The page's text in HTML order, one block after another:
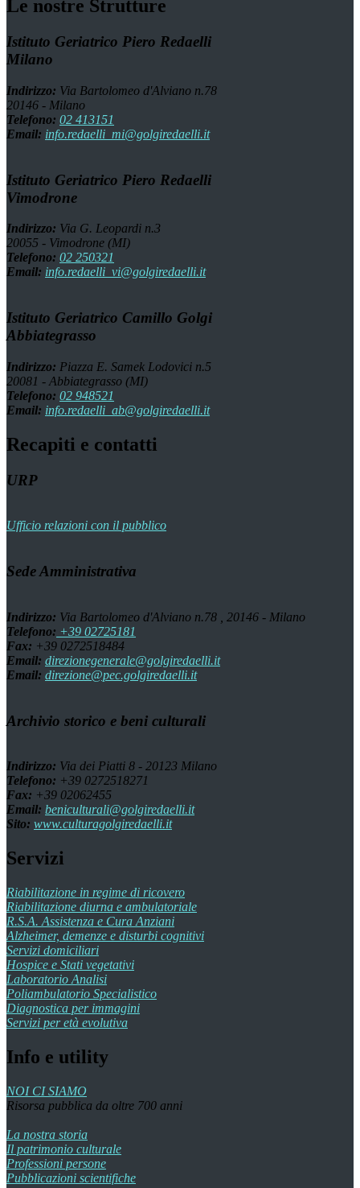
Le nostre Strutture
Istituto Geriatrico Piero Redaelli
Milano
Indirizzo: Via Bartolomeo d'Alviano n.78
20146 - Milano
Telefono: 02 413151
Email: info.redaelli_mi@golgiredaelli.it
Istituto Geriatrico Piero Redaelli
Vimodrone
Indirizzo: Via G. Leopardi n.3
20055 - Vimodrone (MI)
Telefono: 02 250321
Email: info.redaelli_vi@golgiredaelli.it
Istituto Geriatrico Camillo Golgi
Abbiategrasso
Indirizzo: Piazza E. Samek Lodovici n.5
20081 - Abbiategrasso (MI)
Telefono: 02 948521
Email: info.redaelli_ab@golgiredaelli.it
Recapiti e contatti
URP
Ufficio relazioni con il pubblico
Sede Amministrativa
Indirizzo: Via Bartolomeo d'Alviano n.78 , 20146 - Milano
Telefono: +39 02725181
Fax: +39 0272518484
Email: direzionegenerale@golgiredaelli.it
Email: direzione@pec.golgiredaelli.it
Archivio storico e beni culturali
Indirizzo: Via dei Piatti 8 - 20123 Milano
Telefono: +39 0272518271
Fax: +39 02062455
Email: beniculturali@golgiredaelli.it
Sito: www.culturagolgiredaelli.it
Servizi
Riabilitazione in regime di ricovero
Riabilitazione diurna e ambulatoriale
R.S.A. Assistenza e Cura Anziani
Alzheimer, demenze e disturbi cognitivi
Servizi domiciliari
Hospice e Stati vegetativi
Laboratorio Analisi
Poliambulatorio Specialistico
Diagnostica per immagini
Servizi per età evolutiva
Info e utility
NOI CI SIAMO
Risorsa pubblica da oltre 700 anni
La nostra storia
Il patrimonio culturale
Professioni persone
Pubblicazioni scientifiche